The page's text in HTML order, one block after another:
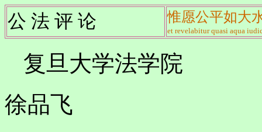
公 法 评 论 惟愿公平如大
et revelabitur quasi aqua
复旦大学法学院
徐品飞